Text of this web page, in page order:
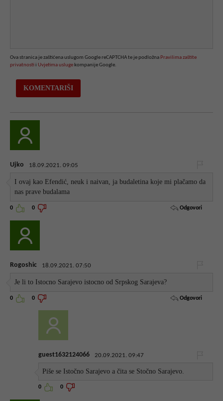
Ova stranica je zaštićena uslugom Google reCAPTCHA te je podložna Pravilima zaštite
privatnosti i Uvjetima usluge kompanije Google.
Ujko 18.09.2021. 09:05
I ovaj kao Efendić, neuk i naivan, ja budaletina koje mi plačamo da
nas prave budalama
0 0 Odgovori
Rogoshic 18.09.2021. 07:50
Je li to Istocno Sarajevo istocno od Srpskog Sarajeva?
0 0 Odgovori
guest1632124066 20.09.2021. 09:47
Piše se Istočno Sarajevo a čita se Stočno Sarajevo.
0 0